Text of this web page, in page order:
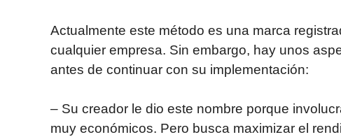
Actualmente este método es una marca
cualquier empresa. Sin embargo, hay unos
antes de continuar con su implementación:
– Su creador le dio este nombre porque
muy económicos. Pero busca maximizar el